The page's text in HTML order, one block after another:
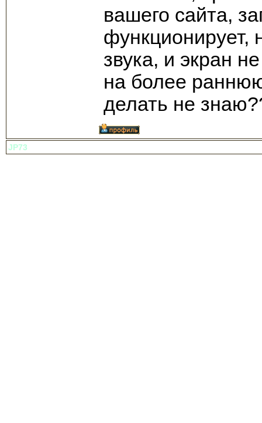
вашего сайта,
функционирует,
звука, и экран
на более
делать не
JP73